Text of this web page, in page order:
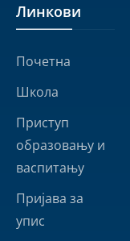
Линкови
Почетна
Школа
Приступ
образовању и
васпитању
Пријава за
упис